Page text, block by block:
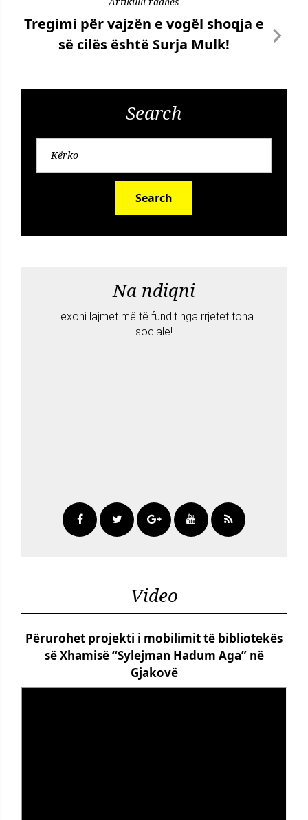
Tregimi për vajzën e vogël shoqja e
së cilës është Surja Mulk!
Search
Search
Na ndiqni
Lexoni lajmet më të fundit nga rrjetet tona
sociale!
Video
Përurohet projekti i mobilimit të bibliotekës
së Xhamisë “Sylejman Hadum Aga” në
Gjakovë